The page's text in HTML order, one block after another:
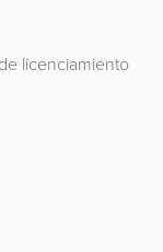
licenciamiento